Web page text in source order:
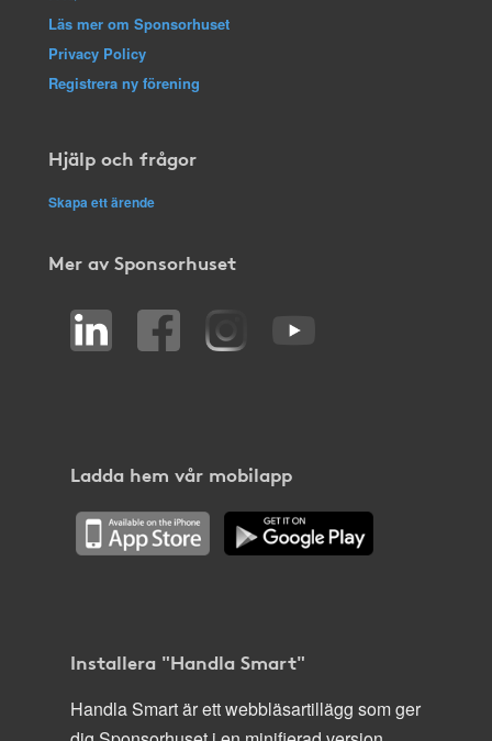
Läs mer om Sponsorhuset
Privacy Policy
Registrera ny förening
Hjälp och frågor
Skapa ett ärende
Mer av Sponsorhuset
Ladda hem vår mobilapp
Installera "Handla Smart"
Handla Smart är ett webbläsartillägg som ger